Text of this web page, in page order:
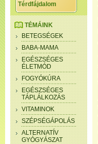
Térdfájdalom
TÉMÁINK
BETEGSÉGEK
BABA-MAMA
EGÉSZSÉGES
ÉLETMÓD
FOGYÓKÚRA
EGÉSZSÉGES
TÁPLÁLKOZÁS
VITAMINOK
SZÉPSÉGÁPOLÁS
ALTERNATÍV
GYÓGYÁSZAT